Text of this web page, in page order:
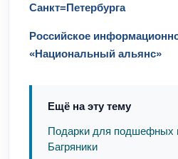
Санкт=Петербурга
Российское
«Национальный альянс»
Ещё на эту тему
Подарки для подшефных
Багряники